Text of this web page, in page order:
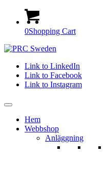
0Shopping Cart
Link to LinkedIn
Link to Facebook
Link to Instagram
Hem
Webbshop
Anläggning